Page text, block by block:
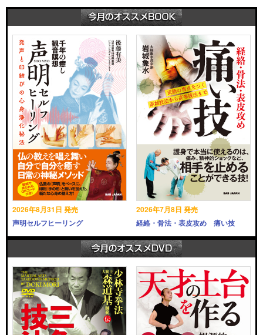
2026年8月31日 発売
声明セルフヒーリング
2026年7月8日 発売
経絡・骨法・表皮攻め 痛い技